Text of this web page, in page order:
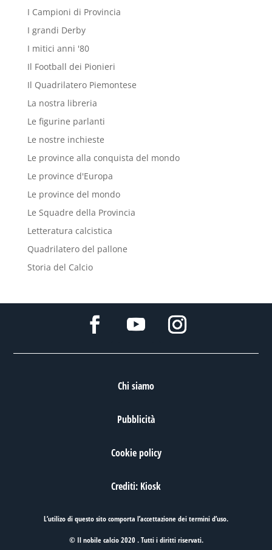
I Campioni di Provincia
I grandi Derby
I mitici anni '80
Il Football dei Pionieri
Il Quadrilatero Piemontese
La nostra libreria
Le figurine parlanti
Le nostre inchieste
Le province alla conquista del mondo
Le province d'Europa
Le province del mondo
Le Squadre della Provincia
Letteratura calcistica
Quadrilatero del pallone
Storia del Calcio
Chi siamo
Pubblicità
Cookie policy
Crediti: Kiosk
L’utilizo di questo sito comporta l’accettazione deitermini d’uso.
© Il nobile calcio 2020 . Tutti i diritti riservati.